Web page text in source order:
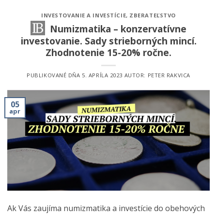
INVESTOVANIE A INVESTÍCIE, ZBERATEĽSTVO
Numizmatika – konzervatívne
investovanie. Sady strieborných mincí.
Zhodnotenie 15-20% ročne.
PUBLIKOVANÉ DŇA 5. APRÍLA 2023 AUTOR: PETER RAKVICA
05
apr
Ak Vás zaujíma numizmatika a investície do obehových